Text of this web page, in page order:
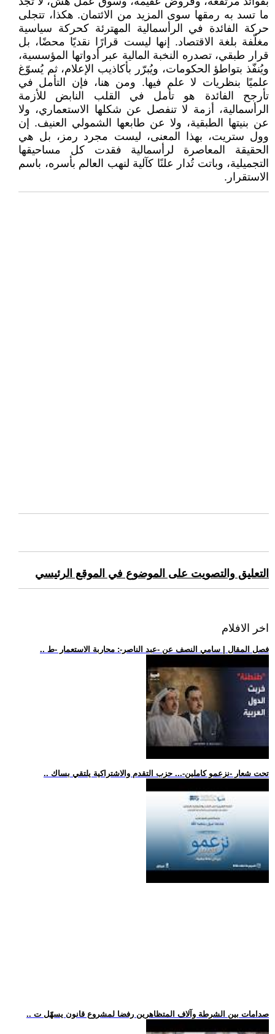
ما تسد به رمقها سوى المزيد من الائتمان. هكذا، تتجلى
حركة الفائدة في الرأسمالية المهترئة كحركة سياسية
مغلّفة بلغة الاقتصاد. إنها ليست قرارًا نقديًا محضًا، بل
قرار طبقي، تصدره النخبة المالية عبر أدواتها المؤسسية،
ويُنفّذ بتواطؤ الحكومات، ويُبرّر بأكاذيب الإعلام، ثم يُسوّغ
علميًا بنظريات لا علم فيها. ومن هنا، فإن التأمل في
تأرجح الفائدة هو تأمل في القلب النابض للأزمة
الرأسمالية، أزمة لا تنفصل عن شكلها الاستعماري، ولا
عن بنيتها الطبقية، ولا عن طابعها الشمولي العنيف. إن
وول ستريت، بهذا المعنى، ليست مجرد رمز، بل هي
الحقيقة المعاصرة لرأسمالية فقدت كل مساحيقها
التجميلية، وباتت تُدار علنًا كآلية لنهب العالم بأسره، باسم
الاستقرار.
التعليق والتصويت على الموضوع في الموقع الرئيسي
اخر الافلام
.. فصل المقال | سامي النصف عن -عبد الناصر-: محاربة الاستعمار -ط
.. تحت شعار -نزعمو كاملين-... حزب التقدم والاشتراكية يلتقي بساك
.. صدامات بين الشرطة وآلاف المتظاهرين رفضا لمشروع قانون يسهّل ت